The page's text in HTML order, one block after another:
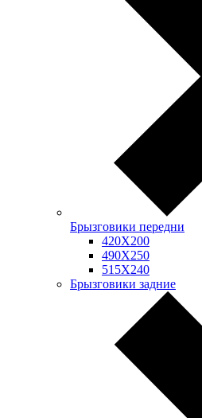
Брызговики передни
420Х200
490Х250
515Х240
Брызговики задние